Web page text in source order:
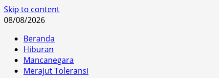
Skip to content
08/08/2026
Beranda
Hiburan
Mancanegara
Merajut Toleransi